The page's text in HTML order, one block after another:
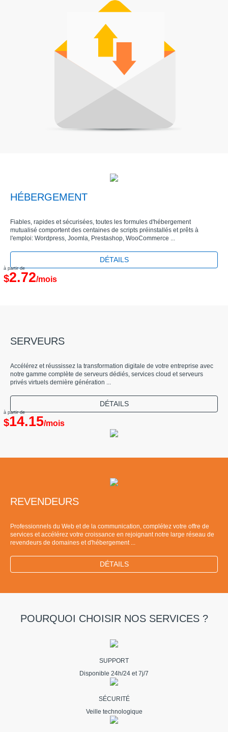
HÉBERGEMENT
Fiables, rapides et sécurisées, toutes les formules d'hébergement
mutualisé comportent des centaines de scripts préinstallés et prêts à
l'emploi: Wordpress, Joomla, Prestashop, WooCommerce ...
DÉTAILS
à partir de
$2.72/mois
SERVEURS
Accélérez et réussissez la transformation digitale de votre entreprise avec
notre gamme complète de serveurs dédiés, services cloud et serveurs
privés virtuels dernière génération ...
DÉTAILS
à partir de
$14.15/mois
REVENDEURS
Professionnels du Web et de la communication, complétez votre offre de
services et accélérez votre croissance en rejoignant notre large réseau de
revendeurs de domaines et d'hébergement ...
DÉTAILS
POURQUOI CHOISIR NOS SERVICES ?
SUPPORT
Disponible 24h/24 et 7j/7
SÉCURITÉ
Veille technologique